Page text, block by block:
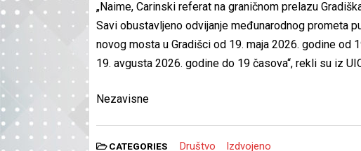
„Naime, Carinski referat na graničnom prelazu
Savi obustavljeno odvijanje međunarodnog prometa
novog mosta u Gradišci od 19. maja 2026. godine od
19. avgusta 2026. godine do 19 časova“, rekli su iz
Nezavisne
CATEGORIES Društvo Izdvojeno